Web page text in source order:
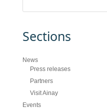
Sections
News
Press releases
Partners
Visit Ainay
Events